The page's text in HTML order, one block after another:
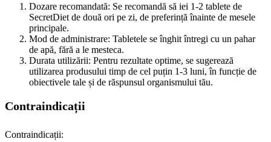
Dozare recomandată: Se recomandă să iei 1-2 tablete de
SecretDiet de două ori pe zi, de preferință înainte de mesele
principale.
Mod de administrare: Tabletele se înghit întregi cu un pahar
de apă, fără a le mesteca.
Durata utilizării: Pentru rezultate optime, se sugerează
utilizarea produsului timp de cel puțin 1-3 luni, în funcție de
obiectivele tale și de răspunsul organismului tău.
Contraindicații
Contraindicații: